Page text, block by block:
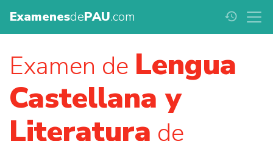
ExamenesdePAU.com history
Examen de Lengua
Castellana y
Literatura de